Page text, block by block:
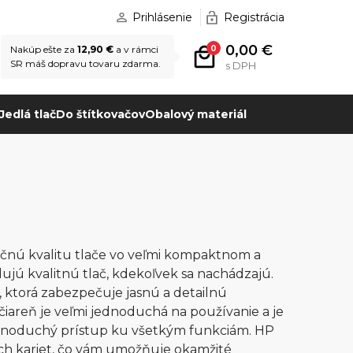
Prihlásenie Registrácia
0 0,00 €
s DPH
Nakúp ešte za 12,90 € a v rámci
SR máš dopravu tovaru zdarma.
tlačDo štítkovačovObalový materiál
kvalitu tlače vo veľmi kompaktnom a
kvalitnú tlač, kdekoľvek sa nachádzajú.
zabezpečuje jasnú a detailnú
je veľmi jednoduchá na používanie a je
prístup ku všetkým funkciám. HP
kariet, čo vám umožňuje okamžité